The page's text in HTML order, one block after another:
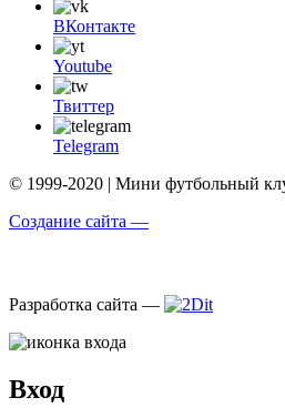
ВКонтакте
Youtube
Твиттер
Telegram
© 1999-2020 | Мини футбольный
Создание сайта —
Разработка сайта —
Вход